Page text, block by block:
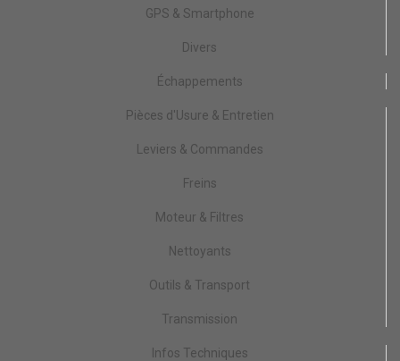
GPS & Smartphone
Divers
Échappements
Pièces d'Usure & Entretien
Leviers & Commandes
Freins
Moteur & Filtres
Nettoyants
Outils & Transport
Transmission
Infos Techniques